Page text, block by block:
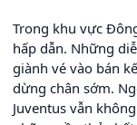
Trong khu vực
hấp dẫn. Những
giành vé vào bán
dừng chân sớm.
Juventus vẫn